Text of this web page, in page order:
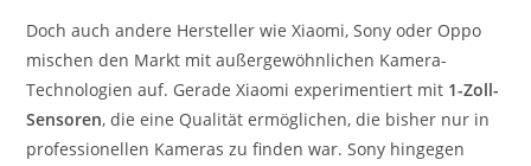
Doch auch andere Hersteller wie Xiaomi, Sony oder Oppo
mischen den Markt mit außergewöhnlichen Kamera-
Technologien auf. Gerade Xiaomi experimentiert mit 1-Zoll-
Sensoren, die eine Qualität ermöglichen, die bisher nur in
professionellen Kameras zu finden war. Sony hingegen